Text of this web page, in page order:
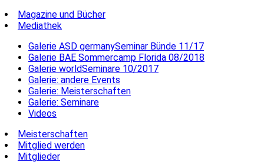
Magazine und Bücher
Mediathek
Galerie ASD germanySeminar Bünde 11/17
Galerie BAE Sommercamp Florida 08/2018
Galerie worldSeminare 10/2017
Galerie: andere Events
Galerie: Meisterschaften
Galerie: Seminare
Videos
Meisterschaften
Mitglied werden
Mitglieder